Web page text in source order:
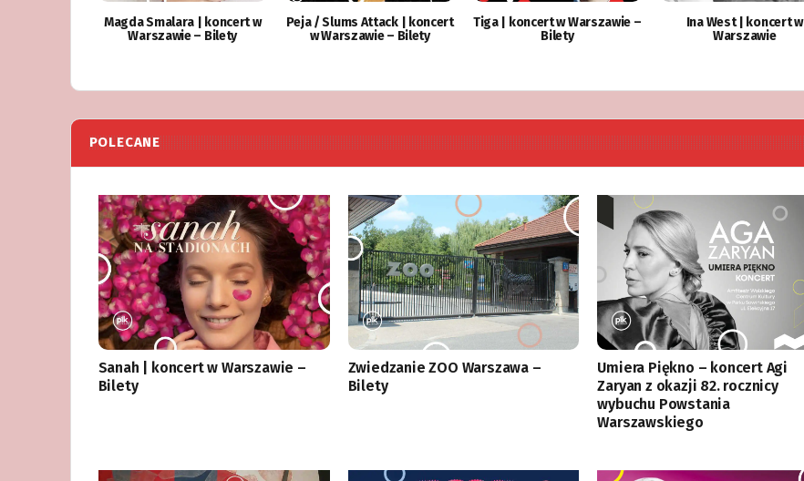
Magda Smalara | koncert w
Warszawie – Bilety
Peja / Slums Attack | koncert
w Warszawie – Bilety
Tiga | koncert w Warszawie –
Bilety
Ina West | koncert w
Warszawie
POLECANE
Sanah | koncert w Warszawie –
Bilety
Zwiedzanie ZOO Warszawa –
Bilety
Umiera Piękno – koncert Agi
Zaryan z okazji 82. rocznicy
wybuchu Powstania
Warszawskiego